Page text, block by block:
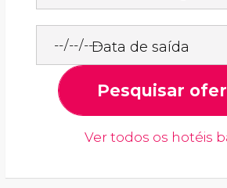
Data de saída
Pesquisar
Ver todos os hotéis